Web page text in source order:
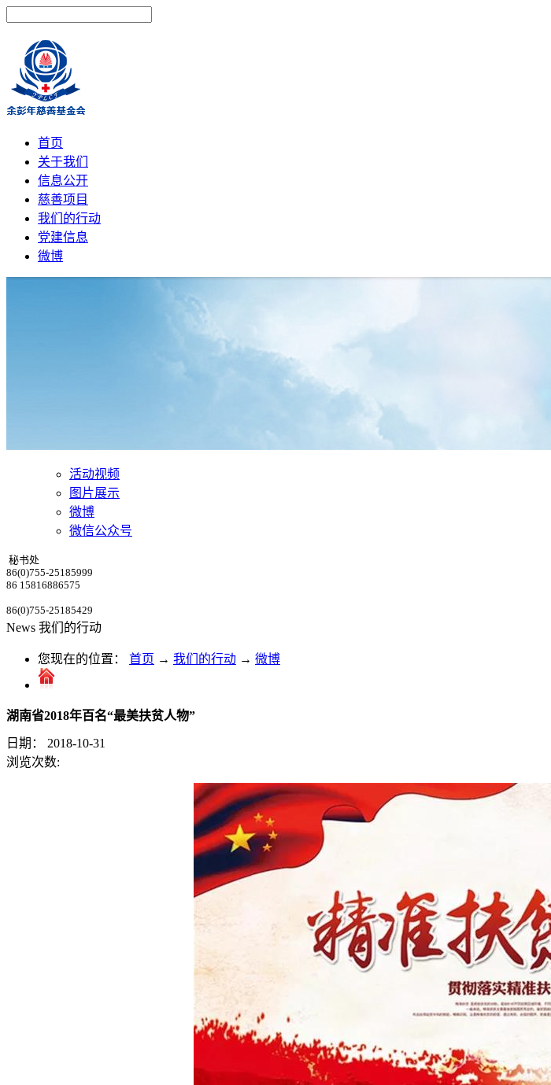
首页
关于我们
信息公开
慈善项目
我们的行动
党建信息
微博
活动视频
图片展示
微博
微信公众号
秘书处
86(0)755-25185999
86 15816886575
86(0)755-25185429
News 我们的行动
您现在的位置： 首页 → 我们的行动 → 微博
湖南省2018年百名“最美扶贫人物”
日期：
2018-10-31
浏览次数: